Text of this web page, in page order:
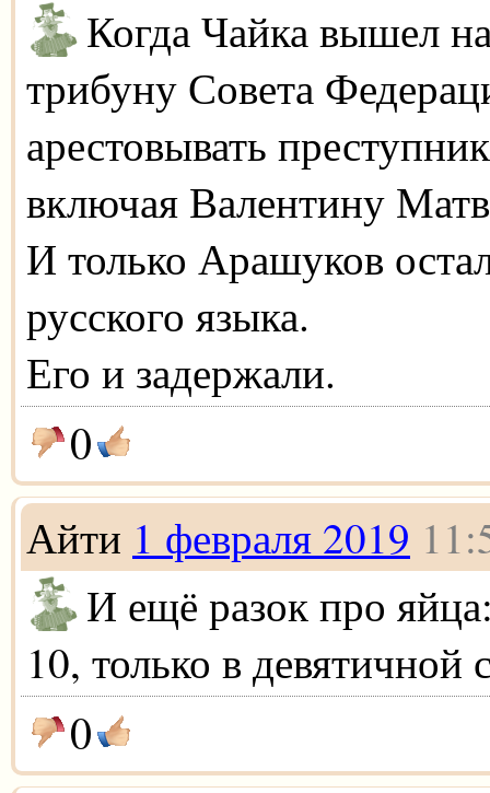
Когда Чайка вышел
трибуну Совета
арестовывать
включая Валентину
И только Арашуков
русского языка.
Его и задержали.
0
Айти 1 февраля 2019
И ещё разок про
10, только в девятичной
0